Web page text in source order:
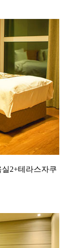
2+테라스자쿠